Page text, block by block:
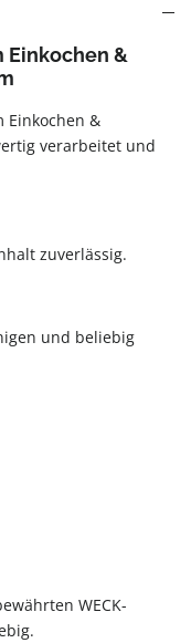
Einkochen &
Einkochen &
verarbeitet und
zuverlässig.
und beliebig
WECK-